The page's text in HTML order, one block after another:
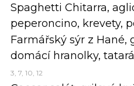
Spaghetti Chitarra,
peperoncino, krevety,
Farmářský sýr z Hané,
domácí hranolky,
3, 7, 10, 12